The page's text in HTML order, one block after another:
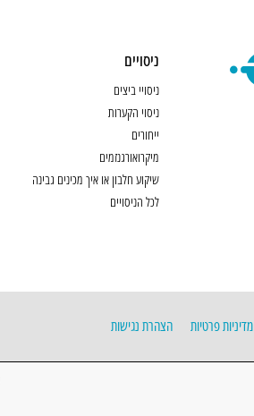
ניסויים
ניסויי ביצים
ניסוי הקערות
ייחורים
מיקרואורגנזמים
שיקוע חלבון או איך מכינים גבינה
לכל הניסויים
מדיניות פרטיות הצהרת נגישות